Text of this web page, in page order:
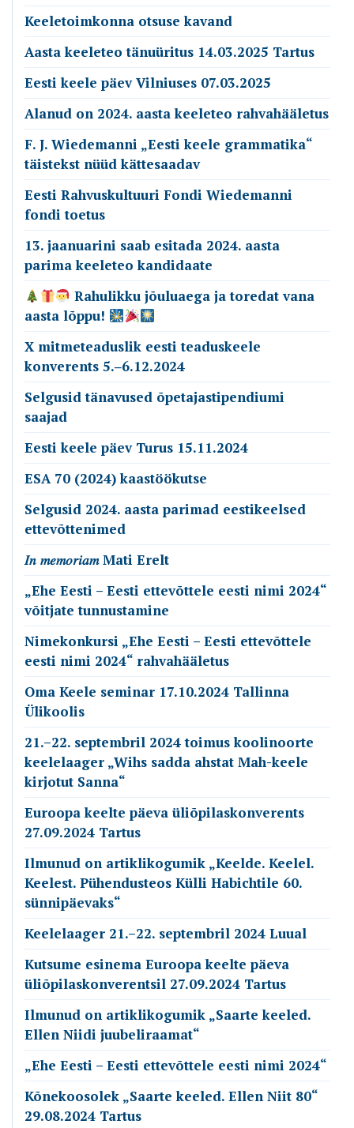
Keeletoimkonna otsuse kavand
Aasta keeleteo tänuüritus 14.03.2025 Tartus
Eesti keele päev Vilniuses 07.03.2025
Alanud on 2024. aasta keeleteo rahvahääletus
F. J. Wiedemanni „Eesti keele grammatika“
täistekst nüüd kättesaadav
Eesti Rahvuskultuuri Fondi Wiedemanni
fondi toetus
13. jaanuarini saab esitada 2024. aasta
parima keeleteo kandidaate
Rahulikku jõuluaega ja toredat vana
aasta lõppu!
X mitmeteaduslik eesti teaduskeele
konverents 5.‒6.12.2024
Selgusid tänavused õpetajastipendiumi
saajad
Eesti keele päev Turus 15.11.2024
ESA 70 (2024) kaastöökutse
Selgusid 2024. aasta parimad eestikeelsed
ettevõttenimed
𝐼𝑛 𝑚𝑒𝑚𝑜𝑟𝑖𝑎𝑚 Mati Erelt
„Ehe Eesti – Eesti ettevõttele eesti nimi 2024“
võitjate tunnustamine
Nimekonkursi „Ehe Eesti – Eesti ettevõttele
eesti nimi 2024“ rahvahääletus
Oma Keele seminar 17.10.2024 Tallinna
Ülikoolis
21.–22. septembril 2024 toimus koolinoorte
keelelaager „Wihs sadda ahstat Mah-keele
kirjotut Sanna“
Euroopa keelte päeva üliõpilaskonverents
27.09.2024 Tartus
Ilmunud on artiklikogumik „Keelde. Keelel.
Keelest. Pühendusteos Külli Habichtile 60.
sünnipäevaks“
Keelelaager 21.–22. septembril 2024 Luual
Kutsume esinema Euroopa keelte päeva
üliõpilaskonverentsil 27.09.2024 Tartus
Ilmunud on artiklikogumik „Saarte keeled.
Ellen Niidi juubeliraamat“
„Ehe Eesti – Eesti ettevõttele eesti nimi 2024“
Kõnekoosolek „Saarte keeled. Ellen Niit 80“
29.08.2024 Tartus